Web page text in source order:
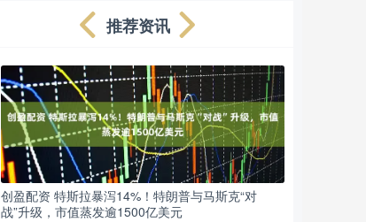
推荐资讯
创盈配资 特斯拉暴泻14%！特朗普与马斯克“对
战”升级，市值蒸发逾1500亿美元